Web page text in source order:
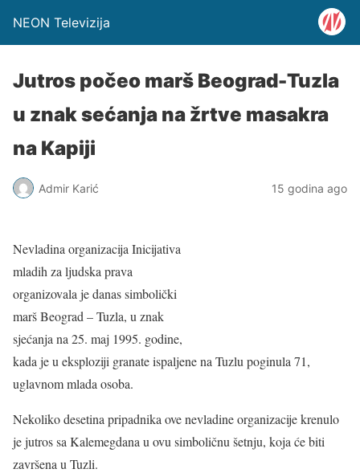
NEON Televizija
Jutros počeo marš Beograd-Tuzla
u znak sećanja na žrtve masakra
na Kapiji
Admir Karić 15 godina ago
Nevladina organizacija Inicijativa
mladih za ljudska prava
organizovala je danas simbolički
marš Beograd – Tuzla, u znak
sjećanja na 25. maj 1995. godine,
kada je u eksploziji granate ispaljene na Tuzlu poginula 71,
uglavnom mlada osoba.
Nekoliko desetina pripadnika ove nevladine organizacije krenulo
je jutros sa Kalemegdana u ovu simboličnu šetnju, koja će biti
završena u Tuzli.